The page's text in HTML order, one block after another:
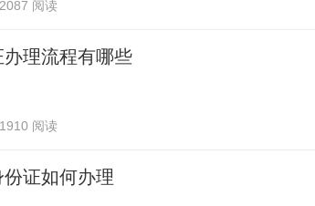
2087 阅读
理流程有哪些
1910 阅读
证如何办理